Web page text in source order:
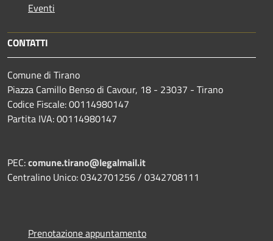
Eventi
CONTATTI
Comune di Tirano
Piazza Camillo Benso di Cavour, 18 - 23037 - Tirano
Codice Fiscale: 00114980147
Partita IVA: 00114980147
PEC:comune.tirano@legalmail.it
Centralino Unico: 0342701256 / 0342708111
Prenotazione appuntamento